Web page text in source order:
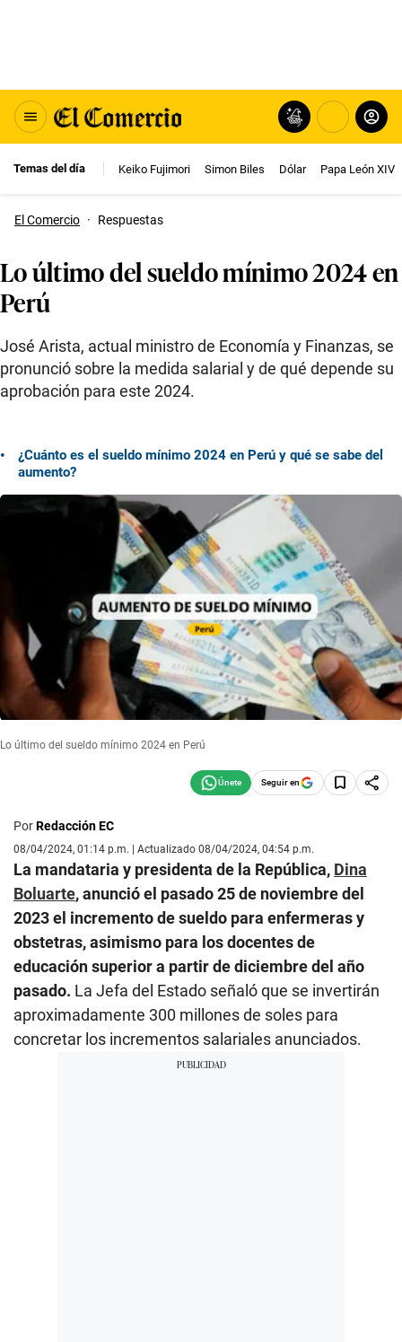
Temas del día Keiko Fujimori Simon Biles Dólar Papa León XIV
El Comercio · Respuestas
Lo último del sueldo mínimo 2024 en
Perú
José Arista, actual ministro de Economía y Finanzas, se
pronunció sobre la medida salarial y de qué depende su
aprobación para este 2024.
¿Cuánto es el sueldo mínimo 2024 en Perú y qué se sabe del
aumento?
Lo último del sueldo mínimo 2024 en Perú
Seguir en
PorRedacción EC
08/04/2024, 01:14 p.m. | Actualizado 08/04/2024, 04:54 p.m.
La mandataria y presidenta de la República, Dina
Boluarte, anunció el pasado 25 de noviembre del
2023 el incremento de sueldo para enfermeras y
obstetras,asimismo para los docentes de
educación superior a partir de diciembre del año
pasado. La Jefa del Estado señaló que se invertirán
aproximadamente 300 millones de soles para
concretar los incrementos salariales anunciados.